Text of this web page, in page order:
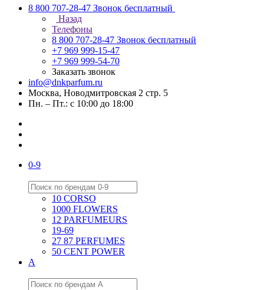
8 800 707-28-47 Звонок бесплатный
Назад
Телефоны
8 800 707-28-47 Звонок бесплатный
+7 969 999-15-47
+7 969 999-54-70
Заказать звонок
info@dnkparfum.ru
Москва, Новодмитровская 2 стр. 5
Пн. – Пт.: с 10:00 до 18:00
0-9
10 CORSO
1000 FLOWERS
12 PARFUMEURS
19-69
27 87 PERFUMES
50 CENT POWER
A